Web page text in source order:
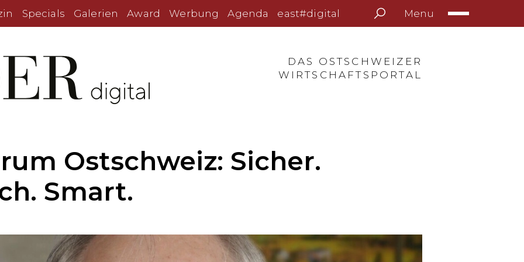
Specials Galerien Award Werbung Agenda east#digital Menu
DAS OSTSCHWEIZER
WIRTSCHAFTSPORTAL
Ostschweiz: Sicher.
Smart.